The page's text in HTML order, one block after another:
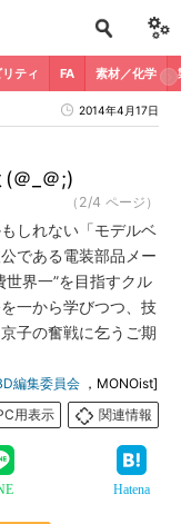
ティ FA 素材／化学
2014年4月17日
＠_＠;)
（2/4 ページ）
しれない「モデルベ
である電装部品メー
界一”を目指すクル
一から学びつつ、技
子の奮戦に乞うご期
編集委員会 ，MONOist]
用表示
関連情報
Hatena